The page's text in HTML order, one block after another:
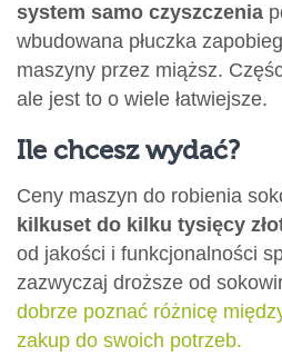
system samo czyszczenia
wbudowana płuczka
maszyny przez miąższ.
ale jest to o wiele łatwiejsze.
Ile chcesz wydać?
Ceny maszyn do robienia
kilkuset do kilku tysięcy
od jakości i funkcjonalności
zazwyczaj droższe od
dobrze poznać różnicę
zakup do swoich potrzeb.